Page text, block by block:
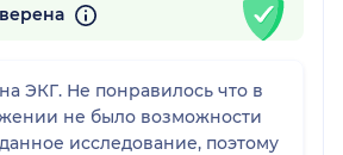
ЭКГ. Не понравилось что в
не было возможности
исследование, поэтому